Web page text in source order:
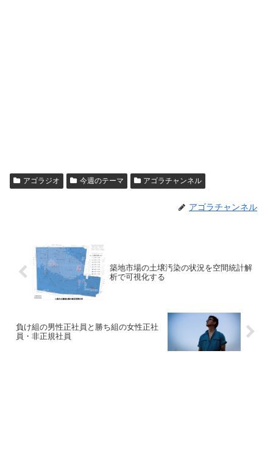
アゴラジオ 今週のテーマ アゴラチャンネル
アゴラチャンネル
築地市場の土壌汚染の状況を空間統計解
析で可視化する
負け組の男性正社員と勝ち組の女性正社
員・非正規社員